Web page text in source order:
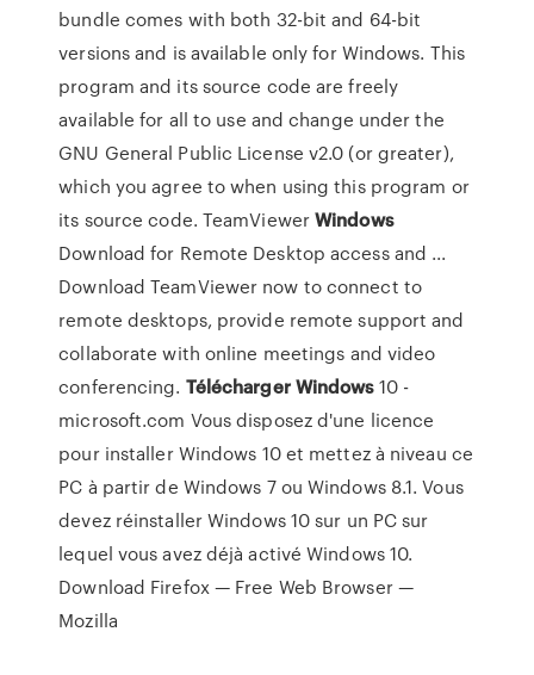
bundle comes with both 32-bit and 64-bit
versions and is available only for Windows. This
program and its source code are freely
available for all to use and change under the
GNU General Public License v2.0 (or greater),
which you agree to when using this program or
its source code. TeamViewerWindows
Download for Remote Desktop access and ...
Download TeamViewer now to connect to
remote desktops, provide remote support and
collaborate with online meetings and video
conferencing. Télécharger Windows10 -
microsoft.com Vous disposez d'une licence
pour installer Windows 10 et mettez à niveau ce
PC à partir de Windows 7 ou Windows 8.1. Vous
devez réinstaller Windows 10 sur un PC sur
lequel vous avez déjà activé Windows 10.
Download Firefox — Free Web Browser —
Mozilla